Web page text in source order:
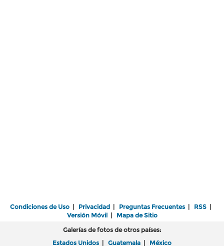
Condiciones de Uso | Privacidad | Preguntas Frecuentes | RSS |
Versión Móvil| Mapa de Sitio
Galerías de fotos de otros países:
Estados Unidos | Guatemala | México